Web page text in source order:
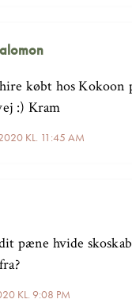
KL. 11:45 AM
købt hos Kokoon
:) Kram
KL. 9:08 PM
pæne hvide